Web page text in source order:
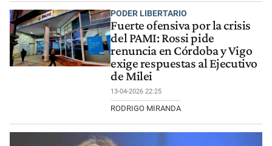
PODER LIBERTARIO
Fuerte ofensiva por la crisis
del PAMI: Rossi pide
renuncia en Córdoba y Vigo
exige respuestas al Ejecutivo
de Milei
13-04-2026 22:25
RODRIGO MIRANDA